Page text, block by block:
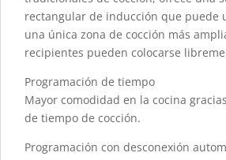
rectangular de inducción que puede
una única zona de cocción más
recipientes pueden colocarse
Programación de tiempo
Mayor comodidad en la cocina
de tiempo de cocción.
Programación con desconexión